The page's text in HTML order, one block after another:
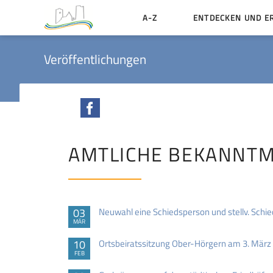
A-Z ENTDECKEN UND
Veröffentlichungen
AMTLICHE
03
MÄR
Neuwahl eine Schiedsperson und stellv.
10
FEB
Ortsbeiratssitzung Ober-Hörgern am 3.